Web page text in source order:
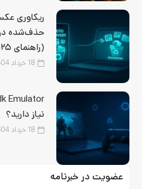
ریکاوری
حذف‌شده در
(راهنمای ۲۰۲۵ فوق‌کامل)
18 خرداد 1404
نیاز دارید؟
18 خرداد 1404
عضویت در خبرنامه